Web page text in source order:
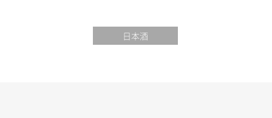
日本酒